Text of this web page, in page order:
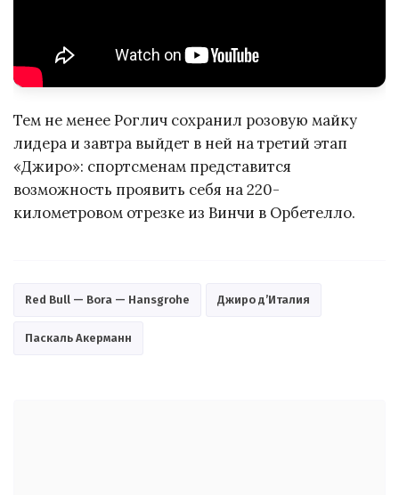
Тем не менее Роглич сохранил розовую майку
лидера и завтра выйдет в ней на третий этап
«Джиро»: спортсменам представится
возможность проявить себя на 220-
километровом отрезке из Винчи в Орбетелло.
Red Bull — Bora — Hansgrohe Джиро д’Италия
Паскаль Акерманн